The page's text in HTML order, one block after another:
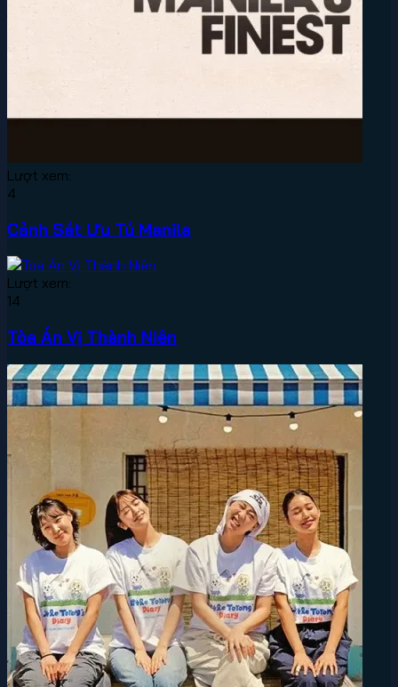
Lượt xem:
4
Cảnh Sát Ưu Tú Manila
Lượt xem:
14
Tòa Án Vị Thành Niên